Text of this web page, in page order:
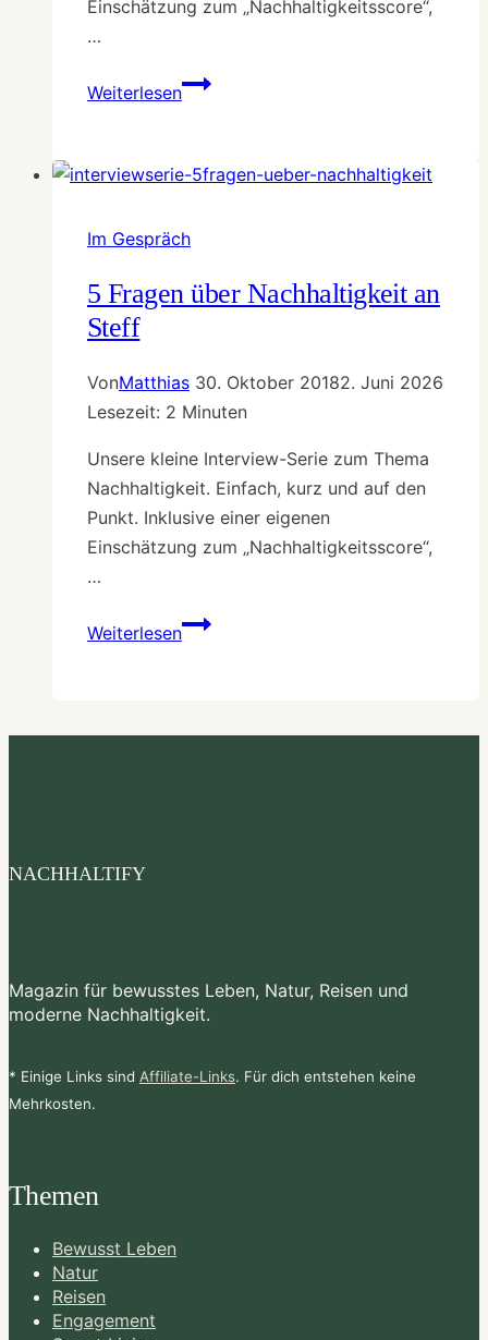
Einschätzung zum „Nachhaltigkeitsscore“,
…
Weiterlesen5
Nachhaltigkeit
Sina
Im Gespräch
5 Fragen über Nachhaltigkeit an
Steff
VonMatthias 30. Oktober 20182. Juni 2026
Lesezeit: 2 Minuten
Unsere kleine Interview-Serie zum Thema
Nachhaltigkeit. Einfach, kurz und auf den
Punkt. Inklusive einer eigenen
Einschätzung zum „Nachhaltigkeitsscore“,
…
Weiterlesen5
an
NACHHALTIFY
Magazin für bewusstes Leben, Natur, Reisen und
moderne Nachhaltigkeit.
* Einige Links sind Affiliate-Links. Für dich entstehen keine
Mehrkosten.
Themen
Bewusst Leben
Natur
Reisen
Engagement